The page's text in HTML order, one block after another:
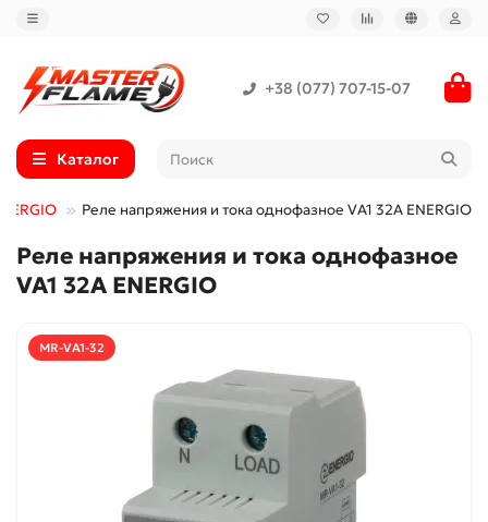
+38 (077) 707-15-07
Каталог
Реле напряжения и тока однофазное VA1 32A ENERGIO
Реле напряжения и тока однофазное
VA1 32A ENERGIO
MR-VA1-32